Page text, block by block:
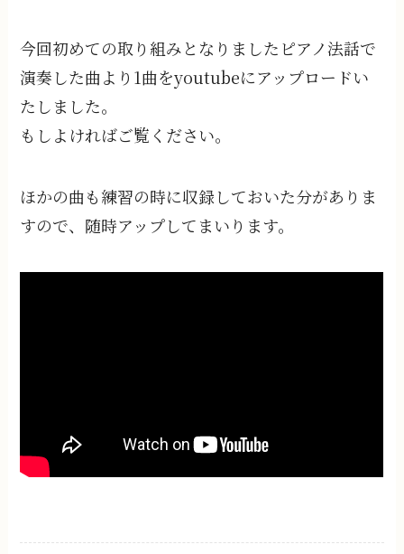
今回初めての取り組みとなりましたピアノ法話で
演奏した曲より1曲をyoutubeにアップロードい
たしました。
もしよければご覧ください。
ほかの曲も練習の時に収録しておいた分がありま
すので、随時アップしてまいります。